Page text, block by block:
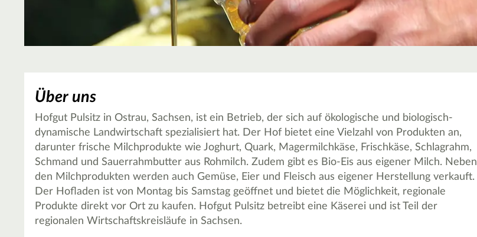
Über uns
Hofgut Pulsitz in Ostrau, Sachsen, ist ein Betrieb, der sich auf ökologische und biologisch-
dynamische Landwirtschaft spezialisiert hat. Der Hof bietet eine Vielzahl von Produkten an,
darunter frische Milchprodukte wie Joghurt, Quark, Magermilchkäse, Frischkäse, Schlagrahm,
Schmand und Sauerrahmbutter aus Rohmilch. Zudem gibt es Bio-Eis aus eigener Milch. Neben
den Milchprodukten werden auch Gemüse, Eier und Fleisch aus eigener Herstellung verkauft.
Der Hofladen ist von Montag bis Samstag geöffnet und bietet die Möglichkeit, regionale
Produkte direkt vor Ort zu kaufen. Hofgut Pulsitz betreibt eine Käserei und ist Teil der
regionalen Wirtschaftskreisläufe in Sachsen.